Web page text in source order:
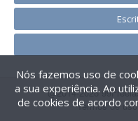
@2014-2026
Termos de uso
Nós fazemos uso de
a sua experiência. Ao
de cookies de acordo